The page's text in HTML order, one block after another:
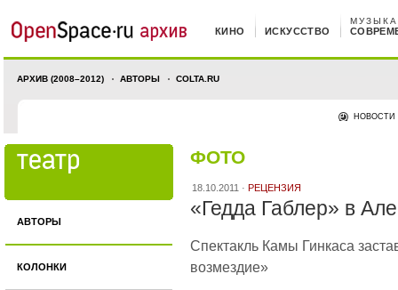
КИНО ИСКУССТВО
МУЗЫКА
АРХИВ (2008–2012) АВТОРЫ COLTA.RU
НОВОСТИ
АВТОРЫ
КОЛОНКИ
ФОТО
18.10.2011 · РЕЦЕНЗИЯ
«Гедда Габлер» в
Спектакль Камы Гинкаса
возмездие»